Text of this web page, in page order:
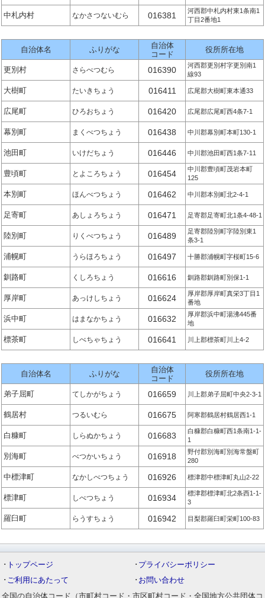
中札内村 なかさつないむら 016381
河西郡中札内村東1条南1
丁目2番地1
自治体名 ふりがな
自治体
コード
役所所在地
更別村 さらべつむら 016390
河西郡更別村字更別南1
線93
大樹町 たいきちょう 016411 広尾郡大樹町東本通33
広尾町 ひろおちょう 016420 広尾郡広尾町西4条7-1
幕別町 まくべつちょう 016438 中川郡幕別町本町130-1
池田町 いけだちょう 016446 中川郡池田町西1条7-11
豊頃町 とよころちょう 016454
中川郡豊頃町茂岩本町
125
本別町 ほんべつちょう 016462 中川郡本別町北2-4-1
足寄町 あしょろちょう 016471 足寄郡足寄町北1条4-48-1
陸別町 りくべつちょう 016489
足寄郡陸別町字陸別東1
条3-1
浦幌町 うらほろちょう 016497 十勝郡浦幌町字桜町15-6
釧路町 くしろちょう 016616 釧路郡釧路町別保1-1
厚岸町 あっけしちょう 016624
厚岸郡厚岸町真栄3丁目1
番地
浜中町 はまなかちょう 016632
厚岸郡浜中町湯沸445番
地
標茶町 しべちゃちょう 016641 川上郡標茶町川上4-2
自治体名 ふりがな
自治体
コード
役所所在地
弟子屈町 てしかがちょう 016659 川上郡弟子屈町中央2-3-1
鶴居村 つるいむら 016675 阿寒郡鶴居村鶴居西1-1
白糠町 しらぬかちょう 016683
白糠郡白糠町西1条南1-1-
1
別海町 べつかいちょう 016918
野付郡別海町別海常盤町
280
中標津町 なかしべつちょう 016926 標津郡中標津町丸山2-22
標津町 しべつちょう 016934
標津郡標津町北2条西1-1-
3
羅臼町 らうすちょう 016942 目梨郡羅臼町栄町100-83
･ トップページ ･ プライバシーポリシー
･ ご利用にあたって ･ お問い合わせ
全国の自治体コード（市町村コード・市区町村コード・全国地方公共団体コ